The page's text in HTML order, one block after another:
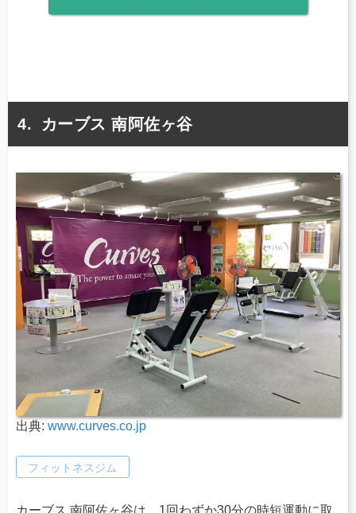
カーブス 南阿佐ヶ谷
出典: www.curves.co.jp
フィットネスジム